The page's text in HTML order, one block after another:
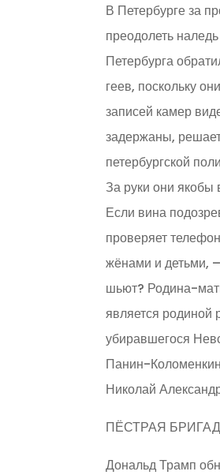
В Петербурге за
преодолеть
Петербурга
геев, поскольку
записей камер
задержаны,
петербургской
За руки они якобы
Если вина
проверяет
жёнами и детьми,
шьют? Родина-
является родиной
убиравшегося
Панин-
Николай
ПЁСТРАЯ
Дональд Трамп